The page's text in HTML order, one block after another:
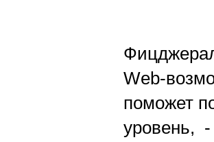
Web-
поможет
уровень, -